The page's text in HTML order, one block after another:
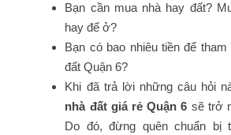
Bạn cần mua nhà hay đất?
hay để ở?
Bạn có bao nhiêu tiền để
đất Quận 6?
Khi đã trả lời những câu hỏi
nhà đất giá rẻ Quận 6 sẽ trở
Do đó, đừng quên chuẩn bị